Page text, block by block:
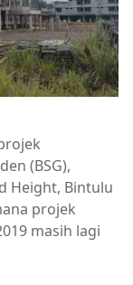
(BSG),
Height, Bintulu
projek
masih lagi